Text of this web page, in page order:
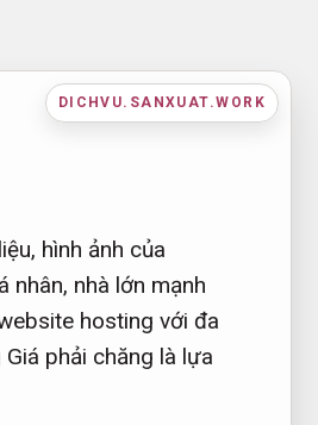
DICHVU.SANXUAT.WORK
hình ảnh của
nhân, nhà lớn mạnh
hosting với đa
phải chăng là lựa